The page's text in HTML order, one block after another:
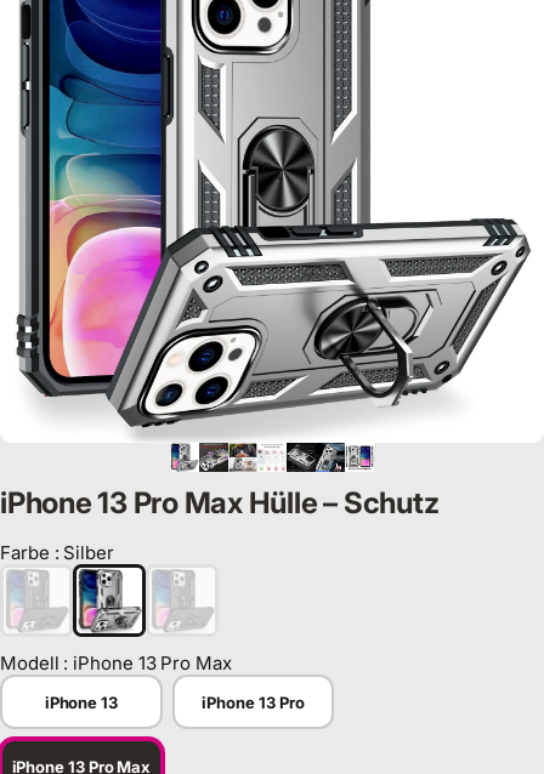
iPhone 13 Pro Max Hülle – Schutz
Farbe : Silber
Farbe
Modell : iPhone 13 Pro Max
Modell
iPhone 13 iPhone 13 Pro
iPhone 13 Pro Max